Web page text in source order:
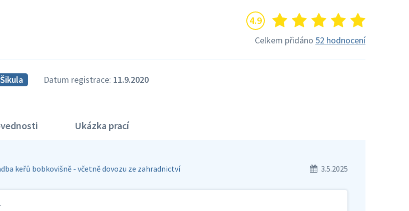
4.9
Celkem přidáno 52 hodnocení
Šikula Datum registrace: 11.9.2020
Ukázka prací
keřů bobkovišně - včetně dovozu ze zahradnictví 3.5.2025